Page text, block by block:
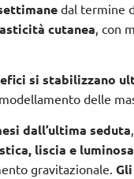
dal termine
cutanea, con
si stabilizzano
delle
dall’ultima seduta
liscia e luminosa
gravitazionale.